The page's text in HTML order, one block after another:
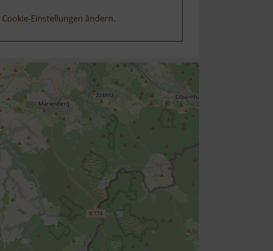
Cookie-Einstellungen ändern.